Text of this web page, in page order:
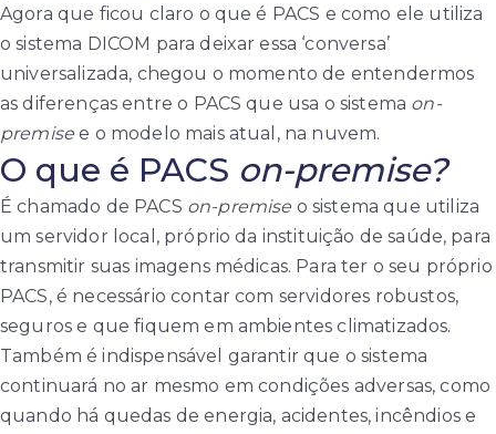
Agora que ficou claro o que é PACS e como ele utiliza
o sistema DICOM para deixar essa ‘conversa’
universalizada, chegou o momento de entendermos
as diferenças entre o PACS que usa o sistema on-
premise e o modelo mais atual, na nuvem.
O que é PACS on-premise?
É chamado de PACS on-premise o sistema que utiliza
um servidor local, próprio da instituição de saúde, para
transmitir suas imagens médicas. Para ter o seu próprio
PACS, é necessário contar com servidores robustos,
seguros e que fiquem em ambientes climatizados.
Também é indispensável garantir que o sistema
continuará no ar mesmo em condições adversas, como
quando há quedas de energia, acidentes, incêndios e